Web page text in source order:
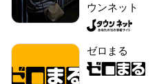
ウンネット
ゼロまる